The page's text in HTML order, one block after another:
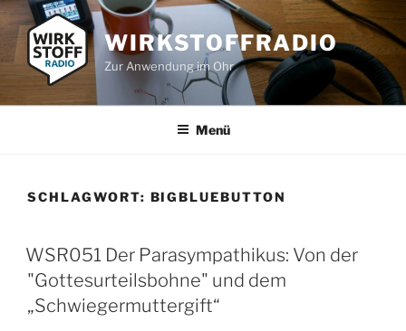
Zum
Inhalt
springen
WIRKSTOFFRADIO
Zur Anwendung im Ohr
Menü
SCHLAGWORT: BIGBLUEBUTTON
WSR051 Der Parasympathikus: Von der
"Gottesurteilsbohne" und dem
„Schwiegermuttergift“